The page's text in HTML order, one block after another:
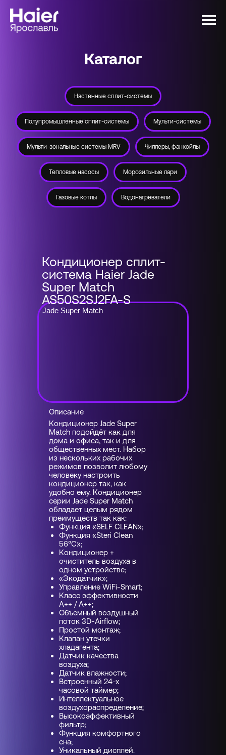
Каталог
Настенные сплит-системы
Полупромышленные сплит-системы Мульти-системы
Мульти-зональные системы MRV Чиллеры, фанкойлы
Тепловые насосы Морозильные лари
Газовые котлы Водонагреватели
Кондиционер Jade Super
Match подойдёт как для
дома и офиса, так и для
общественных мест. Набор
из нескольких рабочих
режимов позволит любому
человеку настроить
кондиционер так, как
удобно ему. Кондиционер
серии Jade Super Match
обладает целым рядом
преимуществ так как:
Функция «SELF CLEAN»;
Функция «Steri Clean
56°С»;
Кондиционер +
очиститель воздуха в
одном устройстве;
«Экодатчик»;
Управление WiFi-Smart;
Класс эффективности
A++ / A++;
Объемный воздушный
поток 3D-Airflow;
Простой монтаж;
Клапан утечки
хладагента;
Датчик качества
воздуха;
Датчик влажности;
Встроенный 24-х
часовой таймер;
Интеллектуальное
воздухораспределение;
Высокоэффективный
фильтр;
Функция комфортного
сна;
Уникальный дисплей.
Описание
Jade Super Match
Кондиционер сплит-
система Haier Jade
Super Match
AS50S2SJ2FA-S